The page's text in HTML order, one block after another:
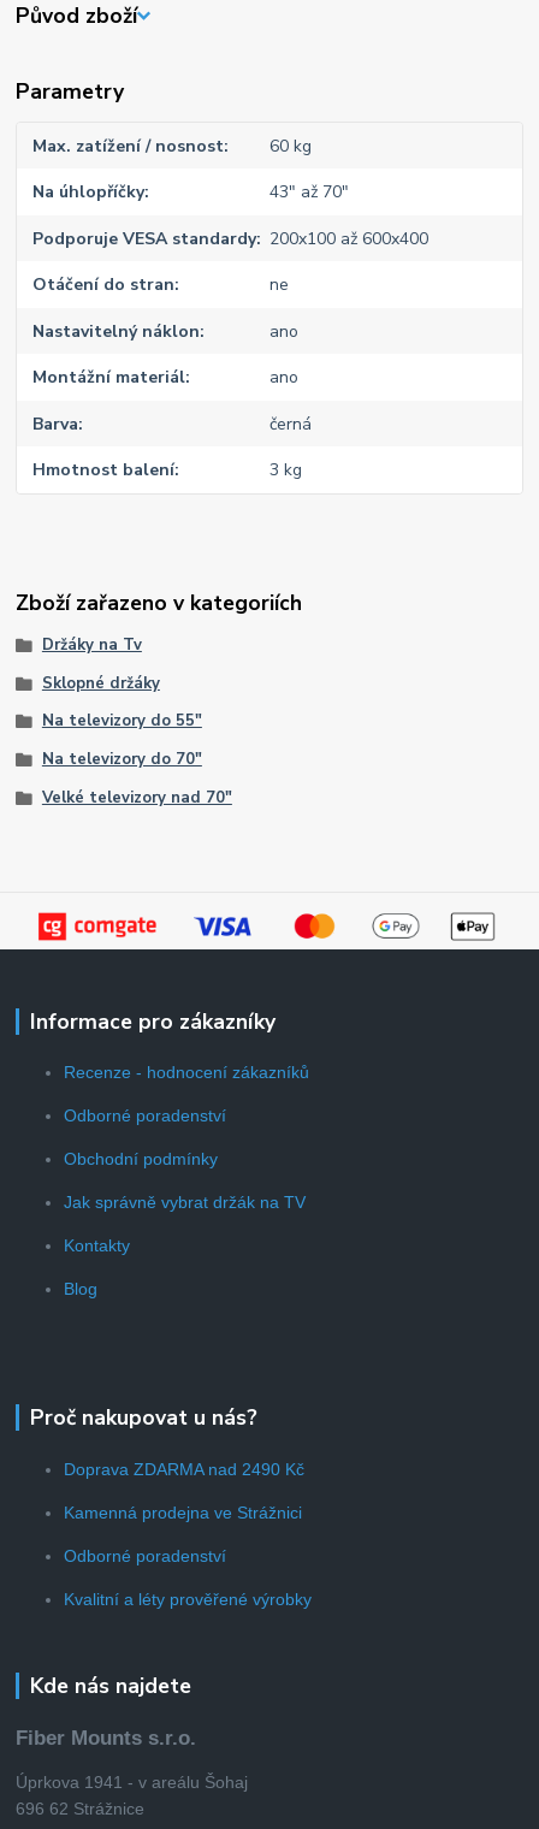
Původ zboží
Parametry
Max. zatížení / nosnost 60 kg
Na úhlopříčky 43" až 70"
Podporuje VESA standardy 200x100 až 600x400
Otáčení do stran ne
Nastavitelný náklon ano
Montážní materiál ano
Barva černá
Hmotnost balení 3 kg
Zboží zařazeno v kategoriích
Držáky na Tv
Sklopné držáky
Na televizory do 55"
Na televizory do 70"
Velké televizory nad 70"
Informace pro zákazníky
Recenze - hodnocení zákazníků
Odborné poradenství
Obchodní podmínky
Jak správně vybrat držák na TV
Kontakty
Blog
Proč nakupovat u nás?
Doprava ZDARMA nad 2490 Kč
Kamenná prodejna ve Strážnici
Odborné poradenství
Kvalitní a léty prověřené výrobky
Kde nás najdete
Fiber Mounts s.r.o.
Úprkova 1941 - v areálu Šohaj
696 62 Strážnice